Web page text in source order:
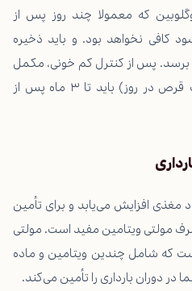
که معمولا چند روز پس از
نخواهد بود. و باید ذخیره
برسد. پس از کنترل کم خونی، مکمل
آهن با دوز پیشگیری کننده (یک قرص در روز) باید تا ۳ ماه پس از
مغذی افزایش می‌یابد و برای تأمین
مولتی ویتامین مفید است. مولتی
که شامل چندین ویتامین و ماده
دوران بارداری را تأمین می‌کند.